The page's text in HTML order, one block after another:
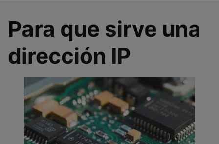
Para que sirve una
dirección IP